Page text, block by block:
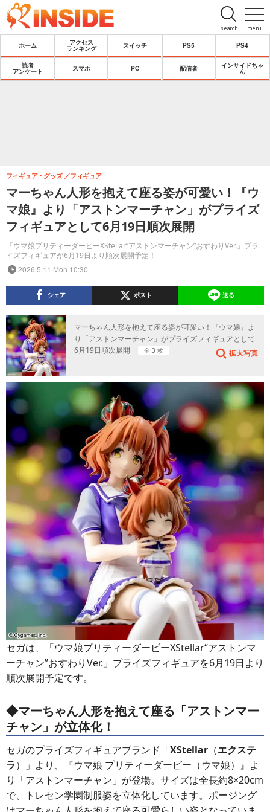
menu
search
ホーム
アクセス
ランキング
スイッチ PS5 PS4
読者
アンケート
スマホ PC 配信者
インサイドちゃ
ん
マーちゃん人形を抱えて座る姿が可愛い！『ウ
マ娘』より「アストンマーチャン」がプライズ
フィギュアとして6月19日順次展開
「ウマ娘プリティーダービーXStellar“アストンマーチャン”おすわりVer.」プラ
イズフィギュアが6月19日より順次展開予定！
フィギュア・グッズ フィギュア
2026.5.11 Mon 10:30
シェア ポスト 送る
マーちゃん人形を抱えて座る姿が可愛い！『ウマ娘』よ
り「アストンマーチャン」がプライズフィギュアとして
6月19日順次展開
全 3 枚 拡大写真
セガは、「ウマ娘プリティーダービーXStellar“アストンマ
ーチャン”おすわりVer.」プライズフィギュアを6月19日より
順次展開予定です。
◆マーちゃん人形を抱えて座る「アストンマー
チャン」が立体化！
セガのプライズフィギュアブランド「XStellar （エクステ
ラ）」より、『ウマ娘 プリティーダービー（ウマ娘）』よ
り「アストンマーチャン」が登場。サイズは全長約8×20cm
で、トレセン学園制服姿を立体化しています。ポージング